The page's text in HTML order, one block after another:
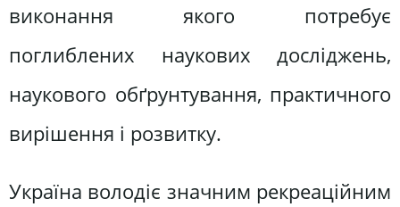
виконання якого потребує
поглиблених наукових досліджень,
наукового обґрунтування, практичного
вирішення і розвитку.
Україна володіє значним рекреаційним